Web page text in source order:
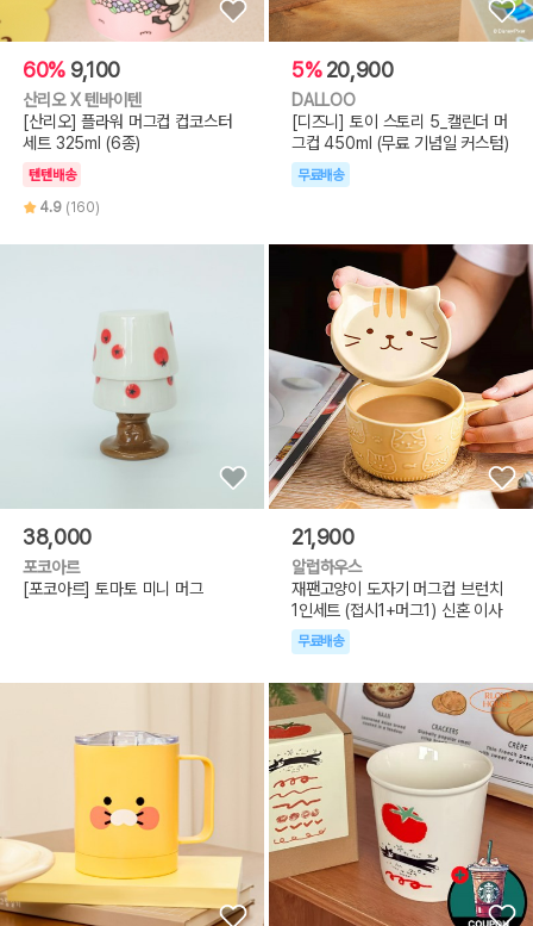
60% 9,100
산리오 X 텐바이텐
[산리오] 플라워 머그컵 컵코스터
세트 325ml (6종)
텐텐배송
4.9 (160)
5% 20,900
DALLOO
[디즈니] 토이 스토리 5_캘린더 머
그컵 450ml (무료 기념일 커스텀)
무료배송
38,000
포코아르
[포코아르] 토마토 미니 머그
21,900
알럽하우스
재팬고양이 도자기 머그컵 브런치
1인세트 (접시1+머그1) 신혼 이사
무료배송